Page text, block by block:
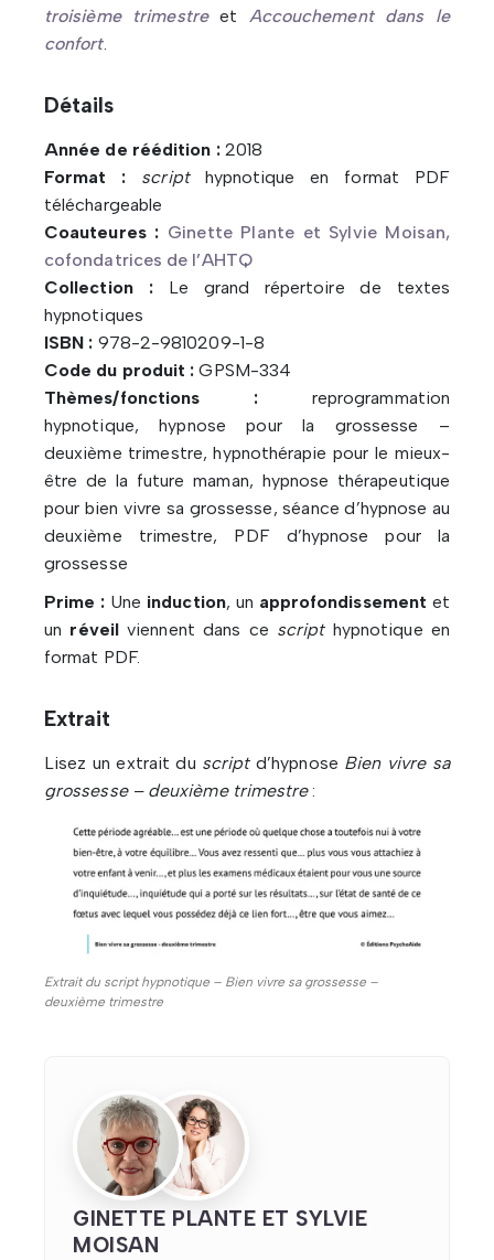
troisième trimestreet Accouchement dans le
confort.
Détails
Année de réédition :2018
Format :
scripthypnotique en format PDF
téléchargeable
Coauteures : Ginette Plante et Sylvie Moisan,
cofondatrices de l’AHTQ
Collection :Le grand répertoire de textes
hypnotiques
ISBN : 978-2-9810209-1-8
Code du produit : GPSM-334
Thèmes/fonctions : reprogrammation
hypnotique, hypnose pour la grossesse –
deuxième trimestre, hypnothérapie pour le mieux-
être de la future maman, hypnose thérapeutique
pour bien vivre sa grossesse, séance d’hypnose au
deuxième trimestre, PDF d’hypnose pour la
grossesse
Prime : Une induction, un approfondissement et
un réveilviennent dans ce scripthypnotique en
format PDF.
Extrait
Lisez un extrait du scriptd’hypnose Bien vivre sa
grossesse – deuxième trimestre:
Extrait du script hypnotique – Bien vivre sa grossesse –
deuxième trimestre
GINETTE PLANTE ET SYLVIE
MOISAN